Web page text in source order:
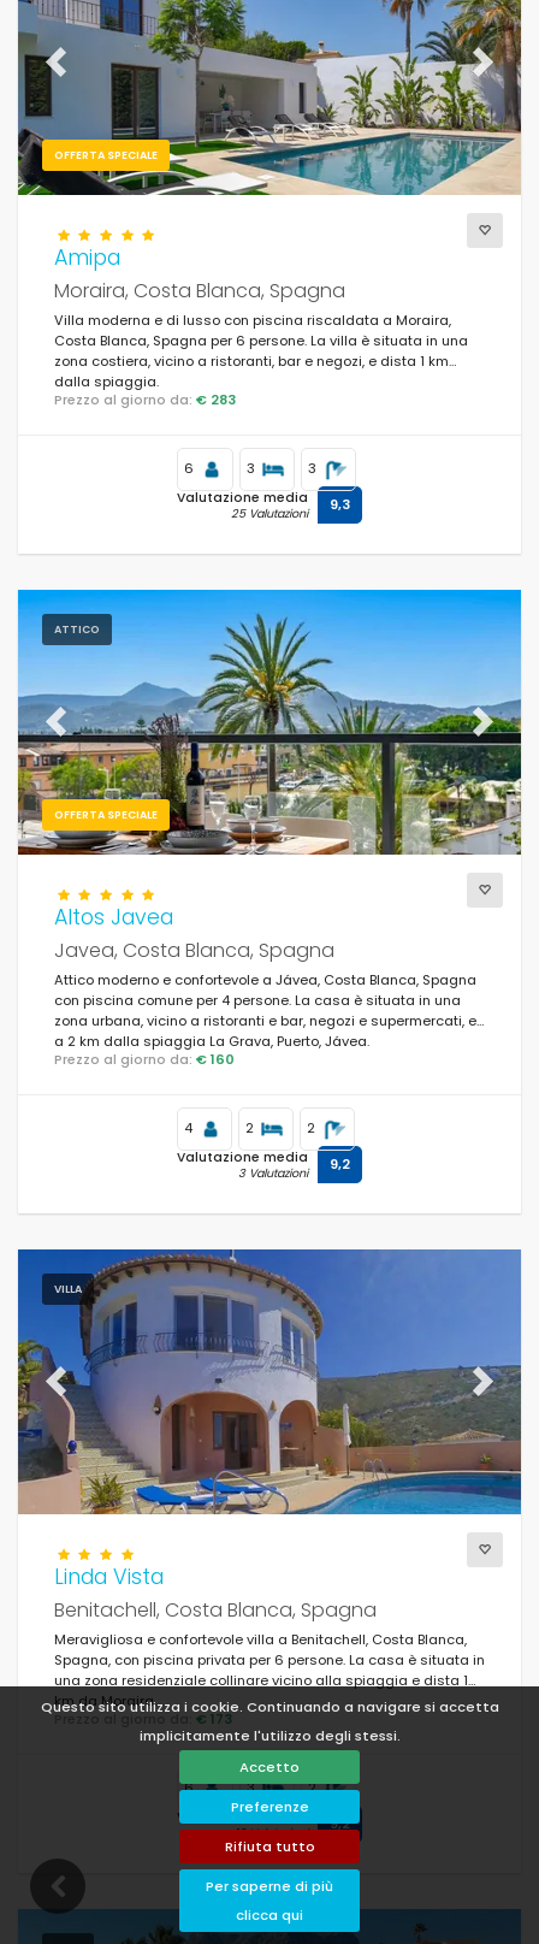
Questo sito utilizza i cookie. Continuando a navigare si accetta
implicitamente l'utilizzo degli stessi.
Accetto
Preferenze
Rifiuta tutto
Per saperne di più
clicca qui
OFFERTA SPECIALE
Previous Next
Amipa
Moraira, Costa Blanca, Spagna
Villa moderna e di lusso con piscina riscaldata a Moraira,
Costa Blanca, Spagna per 6 persone. La villa è situata in una
zona costiera, vicino a ristoranti, bar e negozi, e dista 1 km
dalla spiaggia.
Prezzo al giorno da: € 283
6 3 3
Valutazione media
25 Valutazioni 9,3
ATTICO
OFFERTA SPECIALE
Previous Next
Altos Javea
Javea, Costa Blanca, Spagna
Attico moderno e confortevole a Jávea, Costa Blanca, Spagna
con piscina comune per 4 persone. La casa è situata in una
zona urbana, vicino a ristoranti e bar, negozi e supermercati, e
a 2 km dalla spiaggia La Grava, Puerto, Jávea.
Prezzo al giorno da: € 160
4 2 2
Valutazione media
3 Valutazioni 9,2
VILLA
Previous Next
Linda Vista
Benitachell, Costa Blanca, Spagna
Meravigliosa e confortevole villa a Benitachell, Costa Blanca,
Spagna, con piscina privata per 6 persone. La casa è situata in
una zona residenziale collinare vicino alla spiaggia e dista 10
km da Moraira.
Prezzo al giorno da:€ 173
6 3 2
Valutazione media
16 Valutazioni 9,2